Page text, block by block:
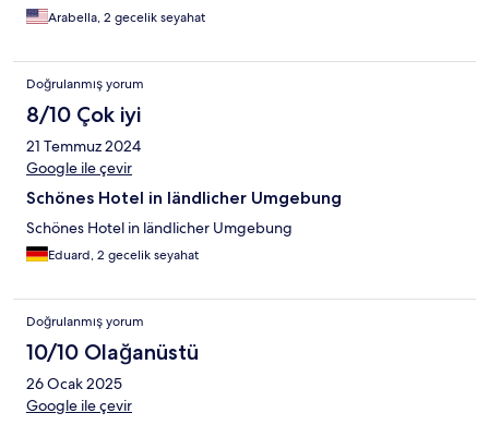
Arabella, 2 gecelik seyahat
Doğrulanmış yorum
8/10 Çok iyi
21 Temmuz 2024
Google ile çevir
Schönes Hotel in ländlicher Umgebung
Schönes Hotel in ländlicher Umgebung
Eduard, 2 gecelik seyahat
Doğrulanmış yorum
10/10 Olağanüstü
26 Ocak 2025
Google ile çevir